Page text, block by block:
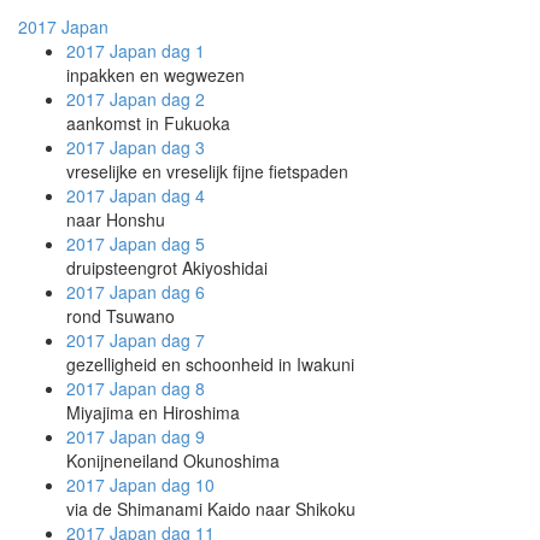
2017 Japan
2017 Japan dag 1
inpakken en wegwezen
2017 Japan dag 2
aankomst in Fukuoka
2017 Japan dag 3
vreselijke en vreselijk fijne fietspaden
2017 Japan dag 4
naar Honshu
2017 Japan dag 5
druipsteengrot Akiyoshidai
2017 Japan dag 6
rond Tsuwano
2017 Japan dag 7
gezelligheid en schoonheid in Iwakuni
2017 Japan dag 8
Miyajima en Hiroshima
2017 Japan dag 9
Konijneneiland Okunoshima
2017 Japan dag 10
via de Shimanami Kaido naar Shikoku
2017 Japan dag 11